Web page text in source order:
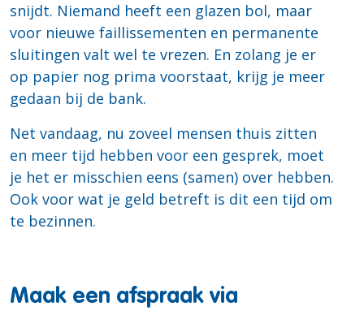
snijdt. Niemand heeft een glazen bol, maar
voor nieuwe faillissementen en permanente
sluitingen valt wel te vrezen. En zolang je er
op papier nog prima voorstaat, krijg je meer
gedaan bij de bank.
Net vandaag, nu zoveel mensen thuis zitten
en meer tijd hebben voor een gesprek, moet
je het er misschien eens (samen) over hebben.
Ook voor wat je geld betreft is dit een tijd om
te bezinnen.
Maak een afspraak via